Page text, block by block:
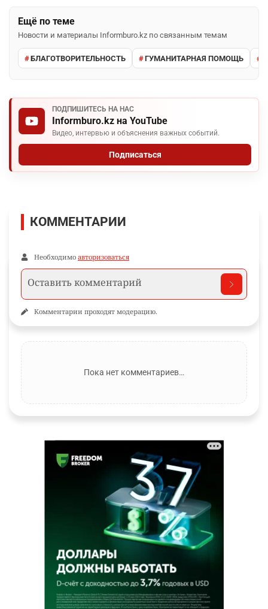
Ещё по теме
Новости и материалы Informburo.kz по связанным темам
БЛАГОТВОРИТЕЛЬНОСТЬ ГУМАНИТАРНАЯ ПОМОЩЬ
ПОДПИШИТЕСЬ НА НАС
Informburo.kz на YouTube
Видео, интервью и объяснения важных событий.
Подписаться
КОММЕНТАРИИ
Необходимо авторизоваться
Комментарии проходят модерацию.
Пока нет комментариев…